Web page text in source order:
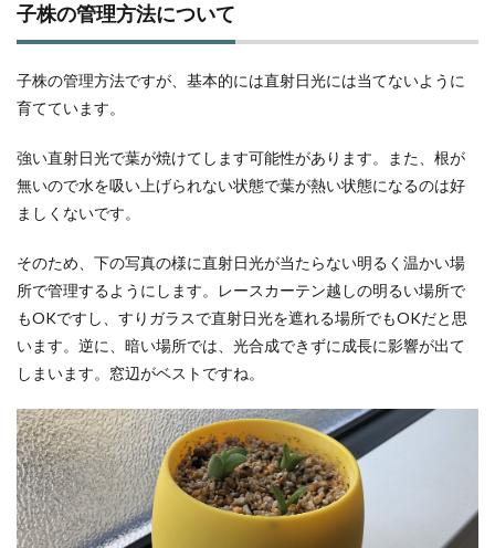
子株の管理方法について
子株の管理方法ですが、基本的には直射日光には当てないように
育てています。
強い直射日光で葉が焼けてします可能性があります。また、根が
無いので水を吸い上げられない状態で葉が熱い状態になるのは好
ましくないです。
そのため、下の写真の様に直射日光が当たらない明るく温かい場
所で管理するようにします。レースカーテン越しの明るい場所で
もOKですし、すりガラスで直射日光を遮れる場所でもOKだと思
います。逆に、暗い場所では、光合成できずに成長に影響が出て
しまいます。窓辺がベストですね。